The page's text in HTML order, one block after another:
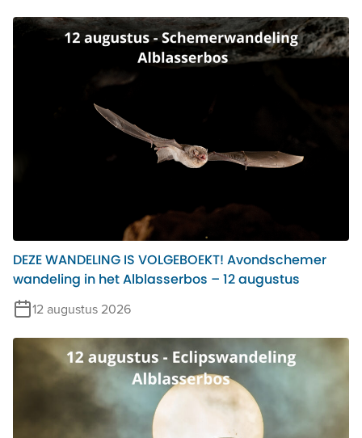
DEZE WANDELING IS VOLGEBOEKT! Avondschemer
wandeling in het Alblasserbos – 12 augustus
12 augustus 2026